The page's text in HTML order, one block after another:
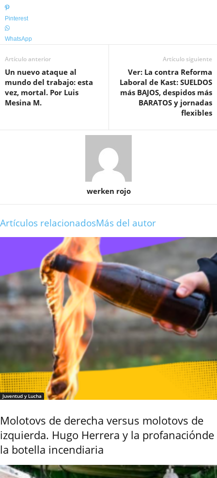
Pinterest
WhatsApp
Artículo anterior
Un nuevo ataque al
mundo del trabajo: esta
vez, mortal. Por Luis
Mesina M.
Artículo siguiente
Ver: La contra Reforma
Laboral de Kast: SUELDOS
más BAJOS, despidos más
BARATOS y jornadas
flexibles
werken rojo
Artículos relacionadosMás del autor
Juventud y Lucha
Molotovs de derecha versus molotovs de
izquierda. Hugo Herrera y la profanaciónde
la botella incendiaria